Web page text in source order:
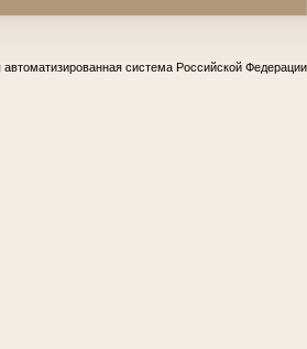
автоматизированная система Российской